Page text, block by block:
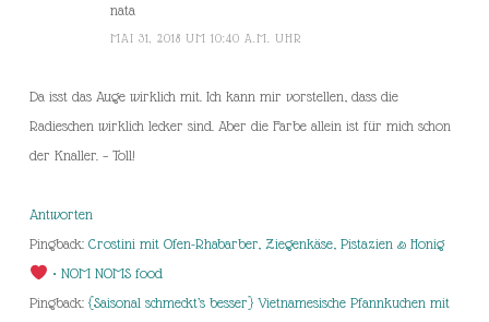
nata
MAI 31, 2018 UM 10:40 A.M. UHR
Da isst das Auge wirklich mit. Ich kann mir vorstellen, dass die
Radieschen wirklich lecker sind. Aber die Farbe allein ist für mich schon
der Knaller. – Toll!
Antworten
Pingback: Crostini mit Ofen-Rhabarber, Ziegenkäse, Pistazien & Honig
• NOM NOMS food
Pingback: {Saisonal schmeckt’s besser} Vietnamesische Pfannkuchen mit